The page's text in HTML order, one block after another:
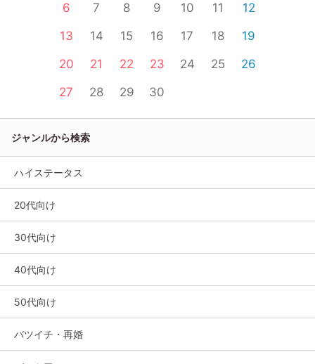
6
7 8 9 10 11
12
13
14 15 16 17 18
19
20
21 22 23 24 25
26
27
28 29 30
ジャンルから検索
ハイステータス
20代向け
30代向け
40代向け
50代向け
バツイチ・再婚